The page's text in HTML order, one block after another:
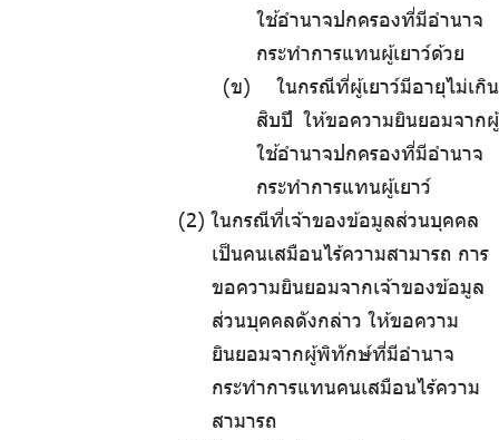
ใช้อำนาจปกครองที่มีอำนาจ
กระทำการแทนผู้เยาว์ด้วย
(ข) ในกรณีที่ผู้เยาว์มีอายุไม่เกิน
สิบปี ให้ขอความยินยอมจากผู้
ใช้อำนาจปกครองที่มีอำนาจ
กระทำการแทนผู้เยาว์
ในกรณีที่เจ้าของข้อมูลส่วนบุคคล
เป็นคนเสมือนไร้ความสามารถ การ
ขอความยินยอมจากเจ้าของข้อมูล
ส่วนบุคคลดังกล่าว ให้ขอความ
ยินยอมจากผู้พิทักษ์ที่มีอำนาจ
กระทำการแทนคนเสมือนไร้ความ
สามารถ